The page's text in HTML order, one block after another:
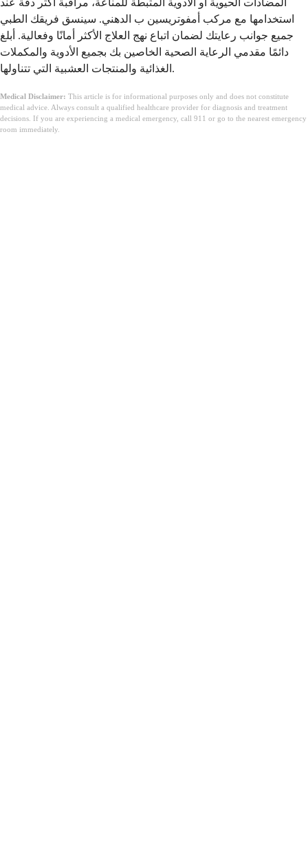
استخدامها مع مركب أمفوتريسين ب الدهني. سينسق فريقك الطبي
جميع جوانب رعايتك لضمان اتباع نهج العلاج الأكثر أمانًا وفعالية. أبلغ
دائمًا مقدمي الرعاية الصحية الخاصين بك بجميع الأدوية والمكملات
الغذائية والمنتجات العشبية التي تتناولها.
Medical Disclaimer: This article is for informational purposes only and does not constitute
medical advice. Always consult a qualified healthcare provider for diagnosis and treatment
decisions. If you are experiencing a medical emergency, call 911 or go to the nearest emergency
room immediately.